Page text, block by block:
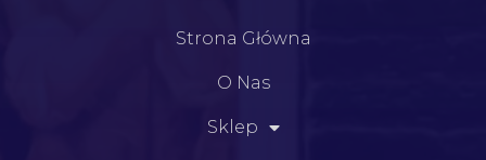
Strona Główna
O Nas
Sklep